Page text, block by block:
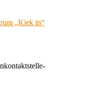
„Kiek in“